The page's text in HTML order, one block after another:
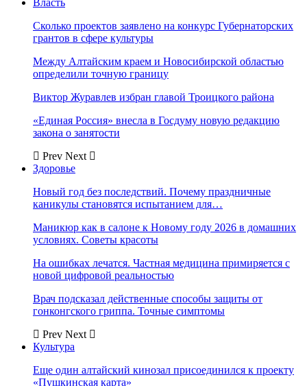
Сколько проектов заявлено на конкурс Губернаторских
грантов в сфере культуры
Между Алтайским краем и Новосибирской областью
определили точную границу
Виктор Журавлев избран главой Троицкого района
«Единая Россия» внесла в Госдуму новую редакцию
закона о занятости
Prev Next
Здоровье
Новый год без последствий. Почему праздничные
каникулы становятся испытанием для…
Маникюр как в салоне к Новому году 2026 в домашних
условиях. Советы красоты
На ошибках лечатся. Частная медицина примиряется с
новой цифровой реальностью
Врач подсказал действенные способы защиты от
гонконгского гриппа. Точные симптомы
Prev Next
Культура
Еще один алтайский кинозал присоединился к проекту
«Пушкинская карта»